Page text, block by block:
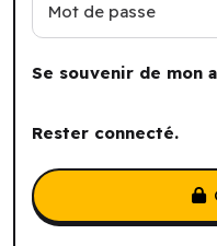
Mot de passe
Se souvenir de mon
Rester connecté.